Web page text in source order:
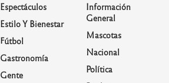
Espectáculos
Estilo Y Bienestar
Fútbol
Gastronomía
Gente
Información
General
Mascotas
Nacional
Política